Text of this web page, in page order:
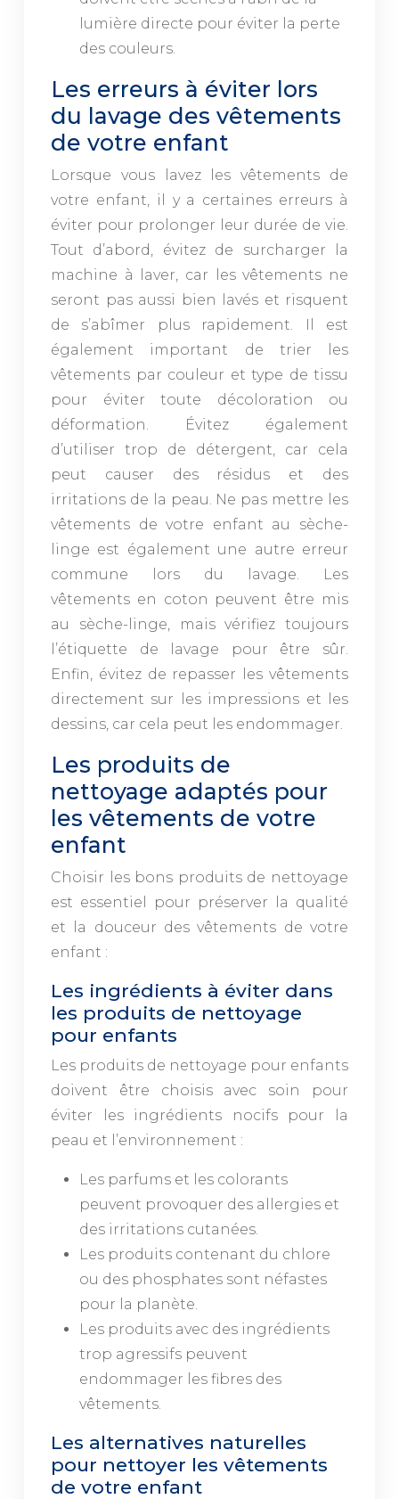
lumière directe pour éviter la perte
des couleurs.
Les erreurs à éviter lors
du lavage des vêtements
de votre enfant
Lorsque vous lavez les vêtements de
votre enfant, il y a certaines erreurs à
éviter pour prolonger leur durée de vie.
Tout d’abord, évitez de surcharger la
machine à laver, car les vêtements ne
seront pas aussi bien lavés et risquent
de s’abîmer plus rapidement. Il est
également important de trier les
vêtements par couleur et type de tissu
pour éviter toute décoloration ou
déformation. Évitez également
d’utiliser trop de détergent, car cela
peut causer des résidus et des
irritations de la peau. Ne pas mettre les
vêtements de votre enfant au sèche-
linge est également une autre erreur
commune lors du lavage. Les
vêtements en coton peuvent être mis
au sèche-linge, mais vérifiez toujours
l’étiquette de lavage pour être sûr.
Enfin, évitez de repasser les vêtements
directement sur les impressions et les
dessins, car cela peut les endommager.
Les produits de
nettoyage adaptés pour
les vêtements de votre
enfant
Choisir les bons produits de nettoyage
est essentiel pour préserver la qualité
et la douceur des vêtements de votre
enfant :
Les ingrédients à éviter dans
les produits de nettoyage
pour enfants
Les produits de nettoyage pour enfants
doivent être choisis avec soin pour
éviter les ingrédients nocifs pour la
peau et l’environnement :
Les parfums et les colorants
peuvent provoquer des allergies et
des irritations cutanées.
Les produits contenant du chlore
ou des phosphates sont néfastes
pour la planète.
Les produits avec des ingrédients
trop agressifs peuvent
endommager les fibres des
vêtements.
Les alternatives naturelles
pour nettoyer les vêtements
de votre enfant